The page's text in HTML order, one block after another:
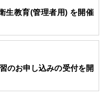
生教育(管理者用) を開催
のお申し込みの受付を開